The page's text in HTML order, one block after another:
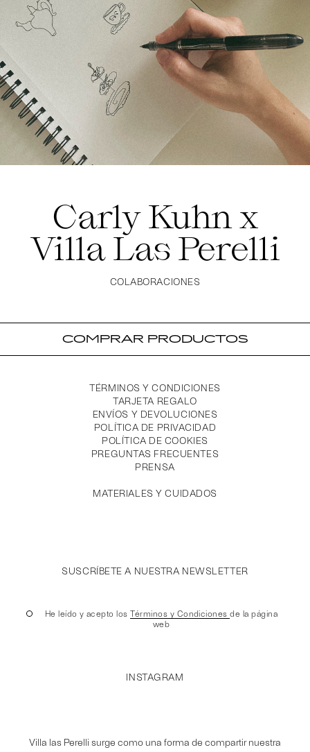
Carly Kuhn x
Villa Las Perelli
COLABORACIONES
COMPRAR PRODUCTOS
TÉRMINOS Y CONDICIONES
TARJETA REGALO
ENVÍOS Y DEVOLUCIONES
POLÍTICA DE PRIVACIDAD
POLÍTICA DE COOKIES
PREGUNTAS FRECUENTES
PRENSA
MATERIALES Y CUIDADOS
SUSCRÍBETE A NUESTRA NEWSLETTER
He leído y acepto losTérminos y Condicionesde la página
web
INSTAGRAM
Villa las Perelli surge como una forma de compartir nuestra